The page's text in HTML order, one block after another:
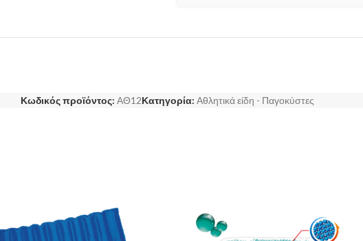
Κωδικός προϊόντος: ΑΘ12Κατηγορία: Αθλητικά είδη - Παγοκύστες